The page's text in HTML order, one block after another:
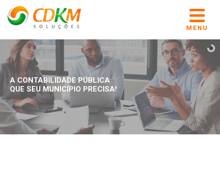
MENU
A CONTABILIDADE PÚBLICA
QUE SEU MUNICÍPIO PRECISA!